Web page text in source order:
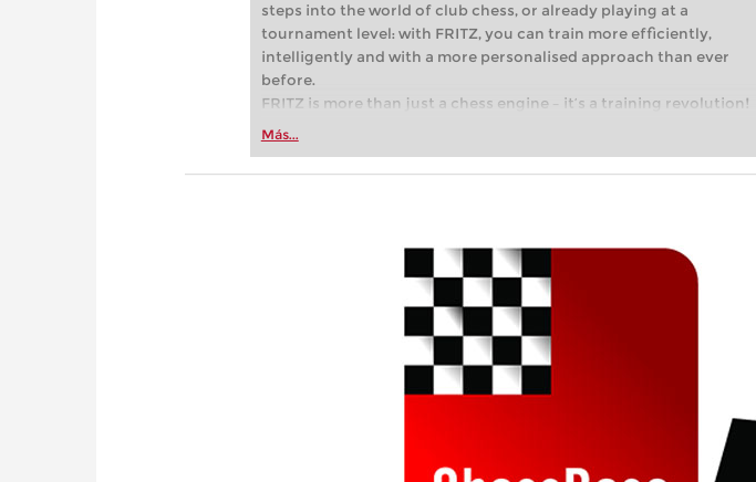
steps into the world of club chess, or already playing at a
tournament level: with FRITZ, you can train more efficiently,
intelligently and with a more personalised approach than ever
before.
FRITZ is more than just a chess engine – it’s a training revolution!
Whether you’re taking your first steps into the world of club chess,
more efficiently, intelligently and with a more personalised
Más...